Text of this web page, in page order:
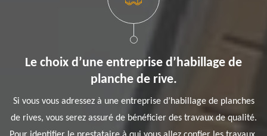
Le choix d’une entreprise d’habillage de
planche de rive.
Si vous vous adressez à une entreprise d’habillage de planches
de rives, vous serez assuré de bénéficier des travaux de qualité.